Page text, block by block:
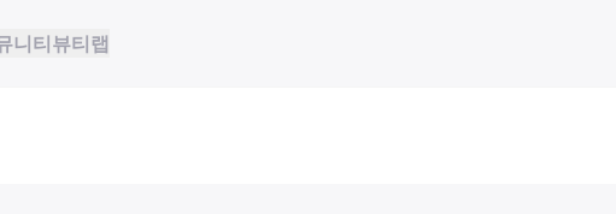
니티뷰티랩